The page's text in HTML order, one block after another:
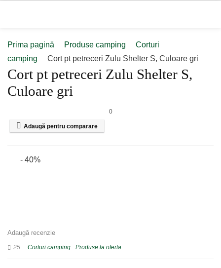
Prima pagină Produse camping
Corturi
camping
Cort pt petreceri Zulu Shelter S, Culoare gri
Cort pt petreceri Zulu Shelter S,
Culoare gri
0
Adaugă pentru comparare
- 40%
Adaugă recenzie
25 Corturi camping Produse la oferta